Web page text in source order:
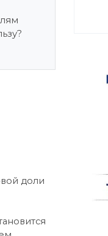
доли